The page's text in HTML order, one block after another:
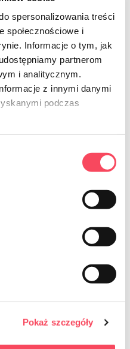
spersonalizowania treści
społecznościowe i
Informacje o tym, jak
partnerom
i analitycznym.
z innymi danymi
podczas
Pokaż szczegóły
piknik
chwilami spędzonymi z